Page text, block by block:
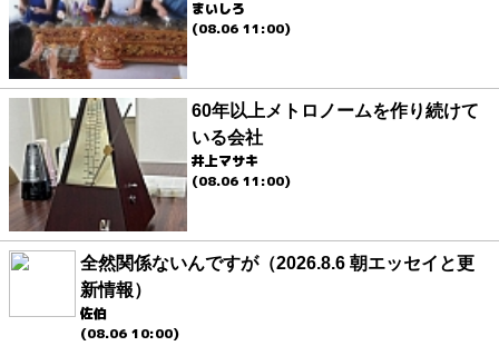
まいしろ
(08.06 11:00)
60年以上メトロノームを作り続けて
いる会社
井上マサキ
(08.06 11:00)
全然関係ないんですが（2026.8.6 朝エッセイと更
新情報）
佐伯
(08.06 10:00)